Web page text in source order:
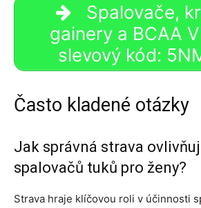
Spalovače,
gainery a BCAA
slevový kód:
Často kladené otázky
Jak správná strava
spalovačů tuků pro ženy?
Strava hraje klíčovou roli v účinnosti